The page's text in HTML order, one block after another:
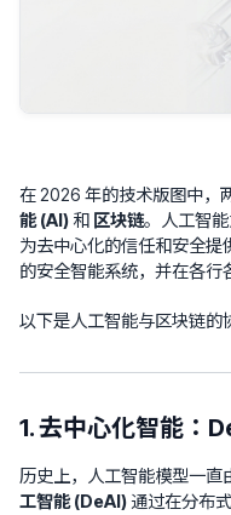
在 2026 年的技术版图中，
能 (AI) 和 区块链。人工智
为去中心化的信任和安全提
的安全智能系统，并在各行
以下是人工智能与区块链的
1. 去中心化智能：
历史上，人工智能模型一直
工智能 (DeAI)通过在分布